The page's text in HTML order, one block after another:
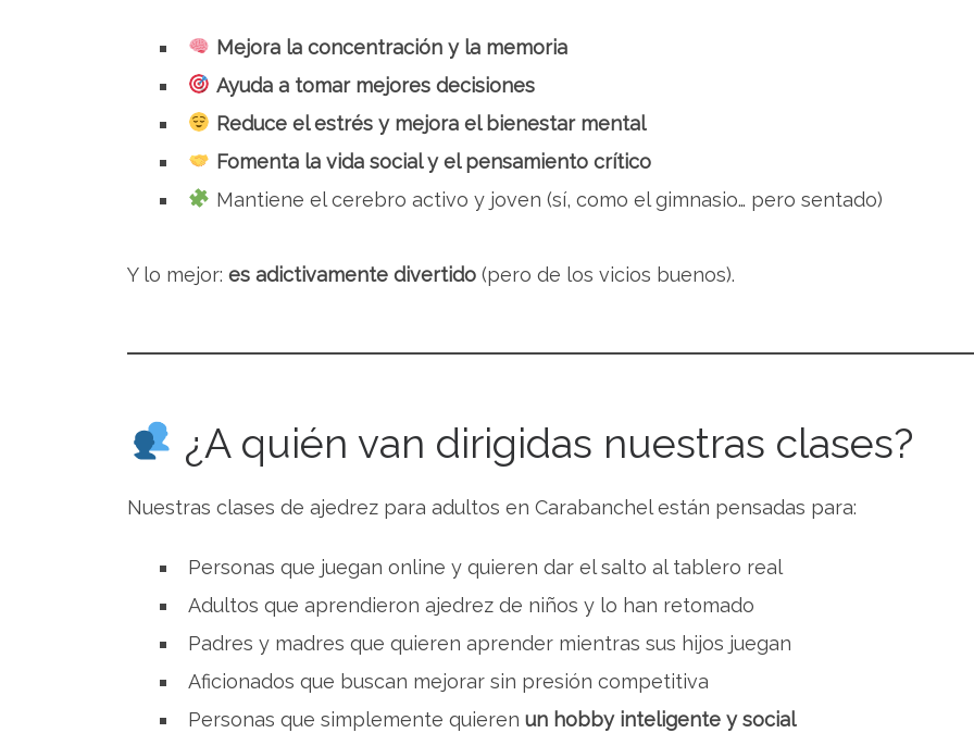
Mejora la concentración y la memoria
Ayuda a tomar mejores decisiones
Reduce el estrés y mejora el bienestar mental
Fomenta la vida social y el pensamiento crítico
Mantiene el cerebro activo y joven (sí, como el gimnasio… pero sentado)
Y lo mejor: es adictivamente divertido (pero de los vicios buenos).
¿A quién van dirigidas nuestras clases?
Nuestras clases de ajedrez para adultos en Carabanchel están pensadas para:
Personas que juegan online y quieren dar el salto al tablero real
Adultos que aprendieron ajedrez de niños y lo han retomado
Padres y madres que quieren aprender mientras sus hijos juegan
Aficionados que buscan mejorar sin presión competitiva
Personas que simplemente quieren un hobby inteligente y social